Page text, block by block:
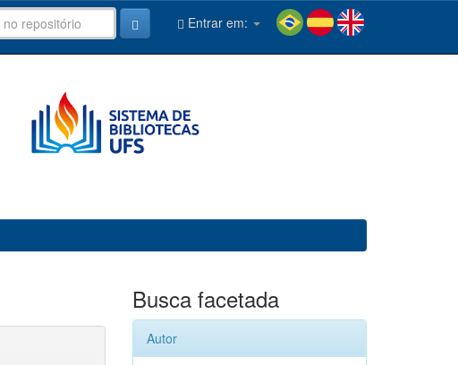
Entrar em:
Busca facetada
Autor